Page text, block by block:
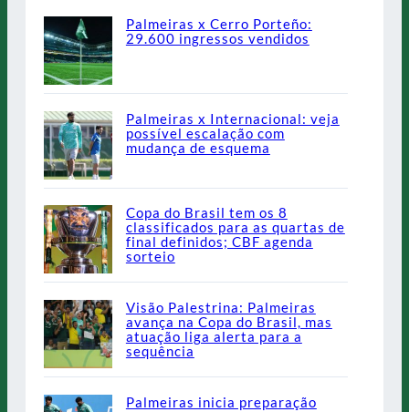
Palmeiras x Cerro Porteño:
29.600 ingressos vendidos
Palmeiras x Internacional: veja
possível escalação com
mudança de esquema
Copa do Brasil tem os 8
classificados para as quartas de
final definidos; CBF agenda
sorteio
Visão Palestrina: Palmeiras
avança na Copa do Brasil, mas
atuação liga alerta para a
sequência
Palmeiras inicia preparação